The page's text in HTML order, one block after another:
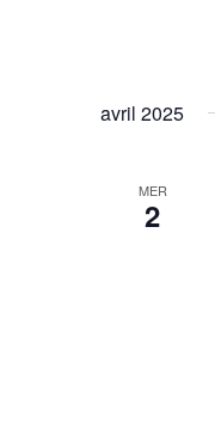
avril 2025
MER
2